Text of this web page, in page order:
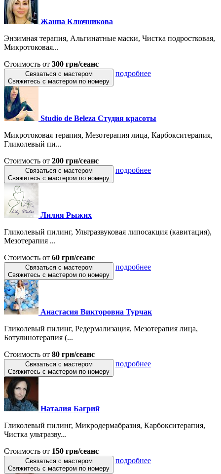
Жанна Ключникова
Энзимная терапия, Альгинатные маски, Чистка подростковая,
Микротоковая...
Стоимость от 300 грн/сеанс
Связаться с мастером
Свяжитесь с мастером по номеру
подробнее
Studio de Beleza Студия красоты
Микротоковая терапия, Мезотерапия лица, Карбокситерапия,
Гликолевый пи...
Стоимость от 200 грн/сеанс
Связаться с мастером
Свяжитесь с мастером по номеру
подробнее
Лилия Рыжих
Гликолевый пилинг, Ультразвуковая липосакция (кавитация),
Мезотерапия ...
Стоимость от 60 грн/сеанс
Связаться с мастером
Свяжитесь с мастером по номеру
подробнее
Анастасия Викторовна Турчак
Гликолевый пилинг, Редермализация, Мезотерапия лица,
Ботулинотерапия (...
Стоимость от 80 грн/сеанс
Связаться с мастером
Свяжитесь с мастером по номеру
подробнее
Наталия Багрий
Гликолевый пилинг, Микродермабразия, Карбокситерапия,
Чистка ультразву...
Стоимость от 150 грн/сеанс
Связаться с мастером
Свяжитесь с мастером по номеру
подробнее